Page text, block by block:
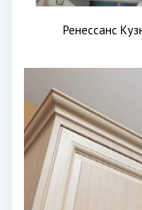
Ренессанс